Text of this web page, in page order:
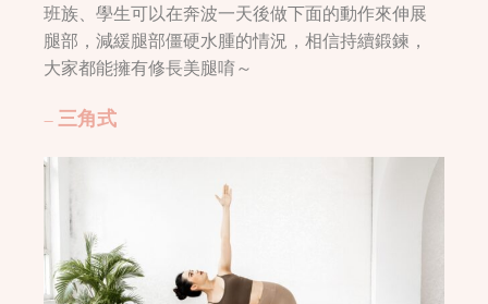
班族、學生可以在奔波一天後做下面的動作來伸展
腿部，減緩腿部僵硬水腫的情況，相信持續鍛鍊，
大家都能擁有修長美腿唷～
– 三角式